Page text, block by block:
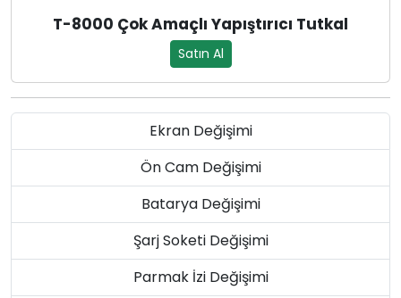
T-8000 Çok Amaçlı Yapıştırıcı Tutkal
Satın Al
Ekran Değişimi
Ön Cam Değişimi
Batarya Değişimi
Şarj Soketi Değişimi
Parmak İzi Değişimi